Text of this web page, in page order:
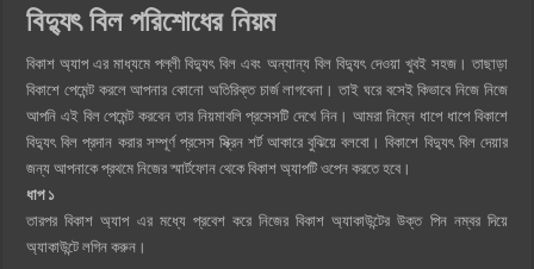
বিদ্যুৎ বিল পরিশোধের নিয়ম
বিকাশ অ্যাপ এর মাধ্যমে পল্লী বিদ্যুৎ বিল এবং অন্যান্য বিল বিদ্যুৎ দেওয়া খুবই সহজ। তাছাড়া
বিকাশে পেমেন্ট করলে আপনার কোনো অতিরিক্ত চার্জ লাগবেনা। তাই ঘরে বসেই কিভাবে নিজে নিজে
আপনি এই বিল পেমেন্ট করবেন তার নিয়মাবলি প্রসেসটি দেখে নিন। আমরা নিম্নে ধাপে ধাপে বিকাশে
বিদ্যুৎ বিল প্রদান করার সম্পূর্ণ প্রসেস স্ক্রিন শর্ট আকারে বুঝিয়ে বলবো। বিকাশে বিদ্যুৎ বিল দেয়ার
জন্য আপনাকে প্রথমে নিজের স্মার্টফোন থেকে বিকাশ অ্যাপটি ওপেন করতে হবে।
ধাপ ১
তারপর বিকাশ অ্যাপ এর মধ্যে প্রবেশ করে নিজের বিকাশ অ্যাকাউন্টের উক্ত পিন নম্বর দিয়ে
অ্যাকাউন্টে লগিন করুন।